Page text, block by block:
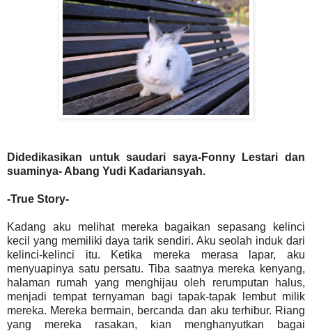
Didedikasikan untuk saudari saya-Fonny Lestari dan
suaminya- Abang Yudi Kadariansyah.
-True Story-
Kadang aku melihat mereka bagaikan sepasang kelinci
kecil yang memiliki daya tarik sendiri. Aku seolah induk dari
kelinci-kelinci itu. Ketika mereka merasa lapar, aku
menyuapinya satu persatu. Tiba saatnya mereka kenyang,
halaman rumah yang menghijau oleh rerumputan halus,
menjadi tempat ternyaman bagi tapak-tapak lembut milik
mereka. Mereka bermain, bercanda dan aku terhibur. Riang
yang mereka rasakan, kian menghanyutkan bagai